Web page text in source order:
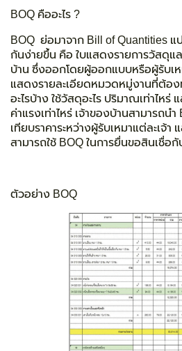
BOQ คืออะไร ?
BOQ ย่อมาจาก Bill of Quantities แ
กันง่ายขึ้น คือ ใบแสดงรายการวัสดุแล
บ้าน ซึ่งออกโดยผู้ออกแบบหรือผู้รับเ
แสดงรายละเอียดหมวดหมู่งานที่ต้อง
อะไรบ้าง ใช้วัสดุอะไร ปริมาณเท่าไหร่
ค่าแรงเท่าไหร่ เจ้าของบ้านสามารถนำ
เทียบราคาระหว่างผู้รับเหมาแต่ละเจ้า
สามารถใช้ BOQ ในการยื่นขอสินเชื่อกั
ตัวอย่าง BOQ